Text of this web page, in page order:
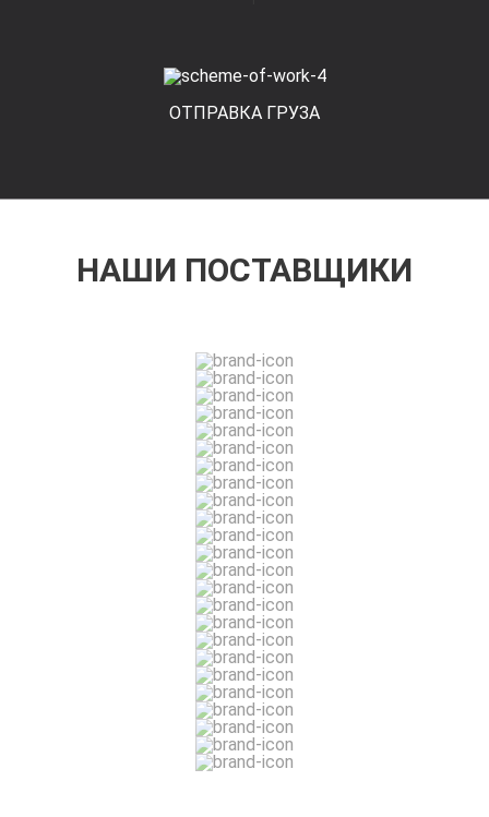
ОТПРАВКА ГРУЗА
НАШИ ПОСТАВЩИКИ